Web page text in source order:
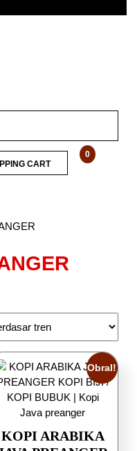
0
CART
Obral!
KOPI ARABIKA